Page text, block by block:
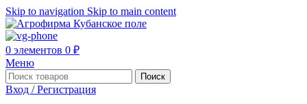
Skip to navigation Skip to main content
0 элементов 0 ₽
Меню
Поиск
Вход / Регистрация